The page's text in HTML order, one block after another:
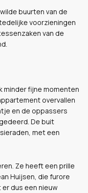
buurten van de
voorzieningen
van de
minder fijne momenten
overvallen
en de oppassers
De buit
met een
Ze heeft een prille
Huijsen, die furore
er dus een nieuw